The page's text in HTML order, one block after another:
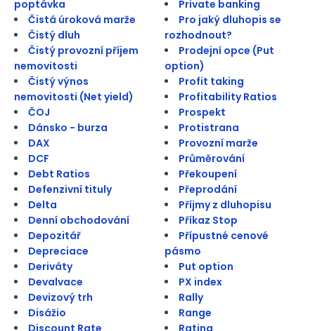
poptávka
Čistá úroková marže
Čistý dluh
Čistý provozní příjem
nemovitosti
Čistý výnos
nemovitosti (Net yield)
ČOJ
Dánsko - burza
DAX
DCF
Debt Ratios
Defenzivní tituly
Delta
Denní obchodování
Depozitář
Depreciace
Deriváty
Devalvace
Devizový trh
Disážio
Discount Rate
Private banking
Pro jaký dluhopis se
rozhodnout?
Prodejní opce (Put
option)
Profit taking
Profitability Ratios
Prospekt
Protistrana
Provozní marže
Průměrování
Překoupení
Přeprodání
Příjmy z dluhopisu
Příkaz Stop
Přípustné cenové
pásmo
Put option
PX index
Rally
Range
Rating